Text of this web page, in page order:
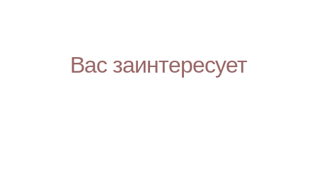
Вас заинтересует